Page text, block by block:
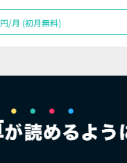
円/月 (初月無料)